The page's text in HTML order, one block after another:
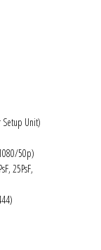
Unit)
50p)
25PsF,